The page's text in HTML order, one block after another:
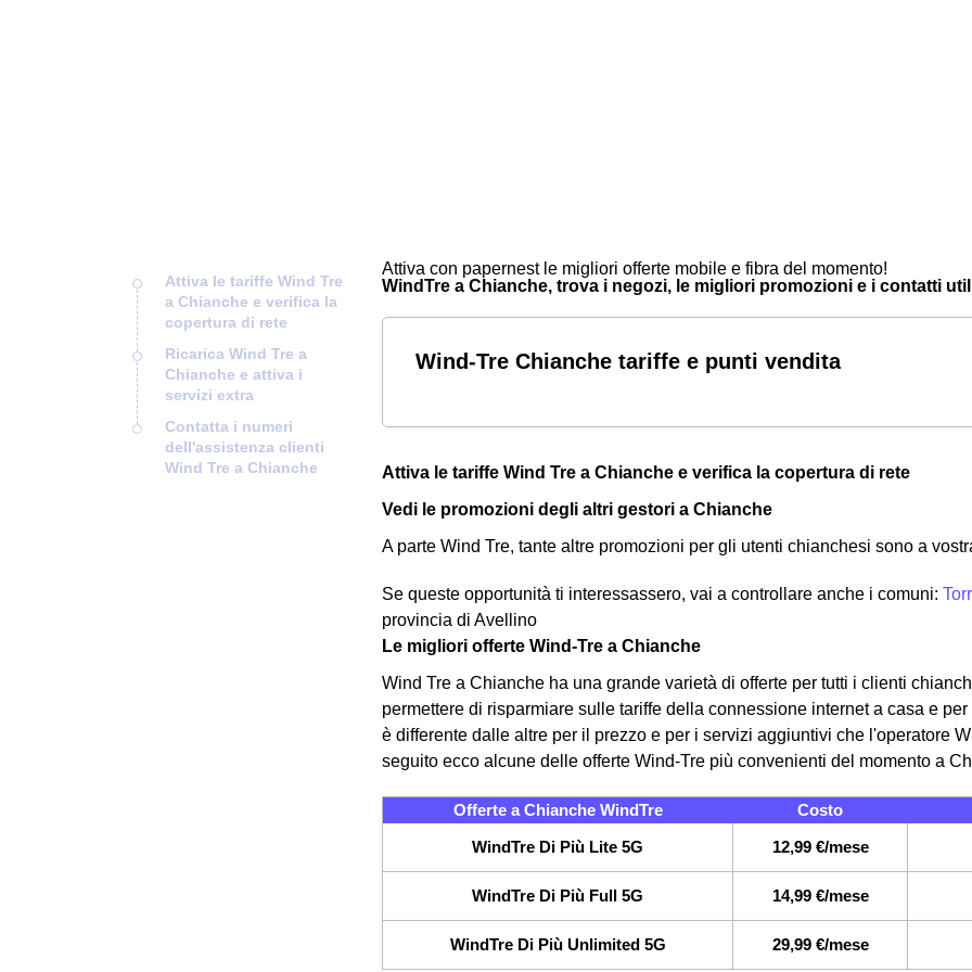
Attiva le tariffe Wind Tre
a Chianche e verifica la
copertura di rete
Ricarica Wind Tre a
Chianche e attiva i
servizi extra
Contatta i numeri
dell'assistenza clienti
Wind Tre a Chianche
Attiva con papernest le migliori offerte mobile e fibra del momento!
WindTre a Chianche, trova i negozi, le migliori promozioni e i contatti
Wind-Tre Chianche tariffe e punti vendita
Attiva le tariffe Wind Tre a Chianche e verifica la copertura di rete
Vedi le promozioni degli altri gestori a Chianche
A parte Wind Tre, tante altre promozioni per gli utenti chianchesi sono a
Se queste opportunità ti interessassero, vai a controllare anche i comuni:
provincia di Avellino
Le migliori offerte Wind-Tre a Chianche
Wind Tre a Chianche ha una grande varietà di offerte per tutti i clienti
permettere di risparmiare sulle tariffe della connessione internet a casa e
è differente dalle altre per il prezzo e per i servizi aggiuntivi che l'operatore
seguito ecco alcune delle offerte Wind-Tre più convenienti del momento a
Offerte a Chianche WindTre
Costo
WindTre Di Più Lite 5G
12,99 €/mese
WindTre Di Più Full 5G 14,99 €/mese
WindTre Di Più Unlimited 5G 29,99 €/mese